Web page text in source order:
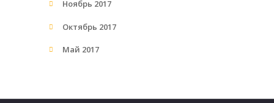
Ноябрь 2017
Октябрь 2017
Май 2017